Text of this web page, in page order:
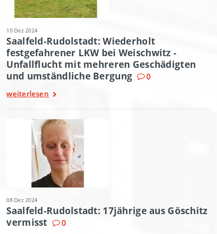
10 Dez 2024
Saalfeld-Rudolstadt: Wiederholt
festgefahrener LKW bei Weischwitz -
Unfallflucht mit mehreren Geschädigten
und umständliche Bergung
0
weiterlesen
08 Dez 2024
Saalfeld-Rudolstadt: 17jährige aus Göschitz
vermisst
0